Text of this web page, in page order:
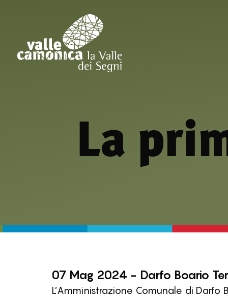
La
07 Mag 2024 - Darfo Boario
L’Amministrazione Comunale di